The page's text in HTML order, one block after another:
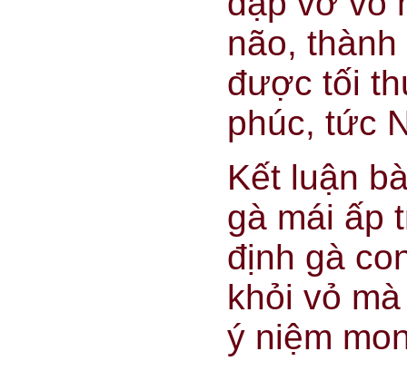
não,
được tối
phúc, tức
Kết luận
gà mái ấp
định gà
khỏi vỏ
ý niệm